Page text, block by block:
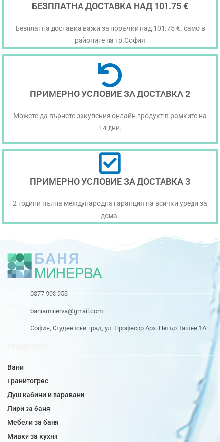
БЕЗПЛАТНА ДОСТАВКА НАД 101.75 €
Безплатна доставка важи за поръчки над 101.75 €. само в
районите на гр.София
ПРИМЕРНО УСЛОВИЕ ЗА ДОСТАВКА 2
Можете да върнете закупения онлайн продукт в рамките на
14 дни.
ПРИМЕРНО УСЛОВИЕ ЗА ДОСТАВКА 3
2 години пълна международна гаранция на всички уреди за
дома.
0877 993 953
baniaminerva@gmail.com
София, Студентски град, ул. Професор Арх. Петър Ташев 1А
Вани
Гранитогрес
Душ кабини и паравани
Лири за баня
Мебели за баня
Мивки за кухня